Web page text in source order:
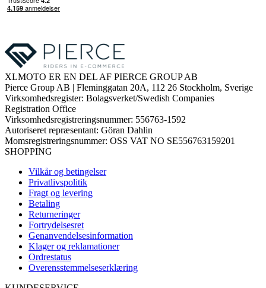
XLMOTO ER EN DEL AF PIERCE GROUP AB
Pierce Group AB | Fleminggatan 20A, 112 26 Stockholm, Sverige
Virksomhedsregister: Bolagsverket/Swedish Companies
Registration Office
Virksomhedsregistreringsnummer: 556763-1592
Autoriseret repræsentant: Göran Dahlin
Momsregistreringsnummer: OSS VAT NO SE556763159201
SHOPPING
Vilkår og betingelser
Privatlivspolitik
Fragt og levering
Betaling
Returneringer
Fortrydelsesret
Genanvendelsesinformation
Klager og reklamationer
Ordrestatus
Overensstemmelseserklæring